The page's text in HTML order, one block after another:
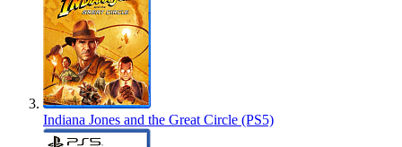
Indiana Jones and the Great Circle (PS5)